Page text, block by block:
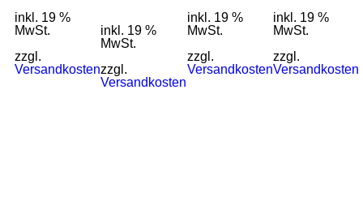
inkl. 19 %
MwSt.
zzgl.
Versandkosten
inkl. 19 %
MwSt.
zzgl.
Versandkosten
inkl. 19 %
MwSt.
zzgl.
Versandkosten
inkl. 19 %
MwSt.
zzgl.
Versandkosten